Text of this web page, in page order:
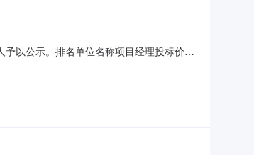
以公示。排名单位名称项目经理投标价格
时间以工程